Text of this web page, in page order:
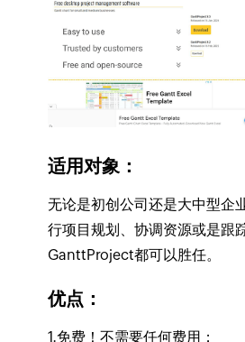
适用对象：
无论是初创公司还是大中型企
行项目规划、协调资源或是跟
GanttProject都可以胜任。
优点：
1.免费！不需要任何费用；